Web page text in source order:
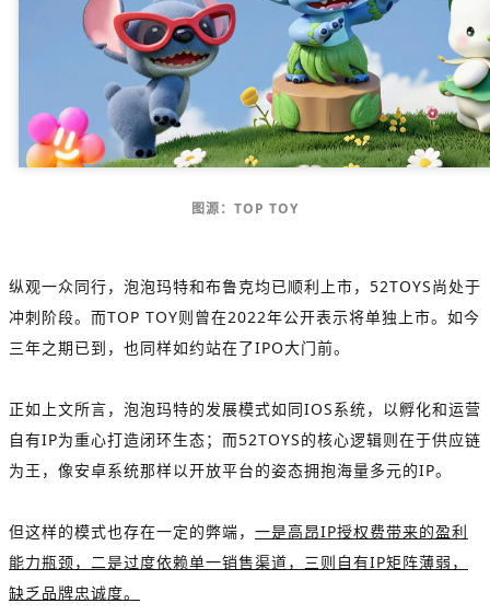
图源：TOP TOY
纵观一众同行，泡泡玛特和布鲁克均已顺利上市，52TOYS尚处于
冲刺阶段。而TOP TOY则曾在2022年公开表示将单独上市。如今
三年之期已到，也同样如约站在了IPO大门前。
正如上文所言，泡泡玛特的发展模式如同IOS系统，以孵化和运营
自有IP为重心打造闭环生态；而52TOYS的核心逻辑则在于供应链
为王，像安卓系统那样以开放平台的姿态拥抱海量多元的IP。
但这样的模式也存在一定的弊端， 一是高昂IP授权费带来的盈利
能力瓶颈，二是过度依赖单一销售渠道，三则自有IP矩阵薄弱，
缺乏品牌忠诚度。